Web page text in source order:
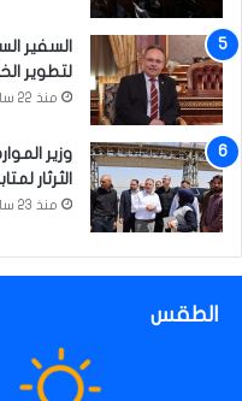
ي
ة
السفير
لتطوير
منذ 22 ساعة
وزير
الثرثار
منذ 23 ساعة
الطقس